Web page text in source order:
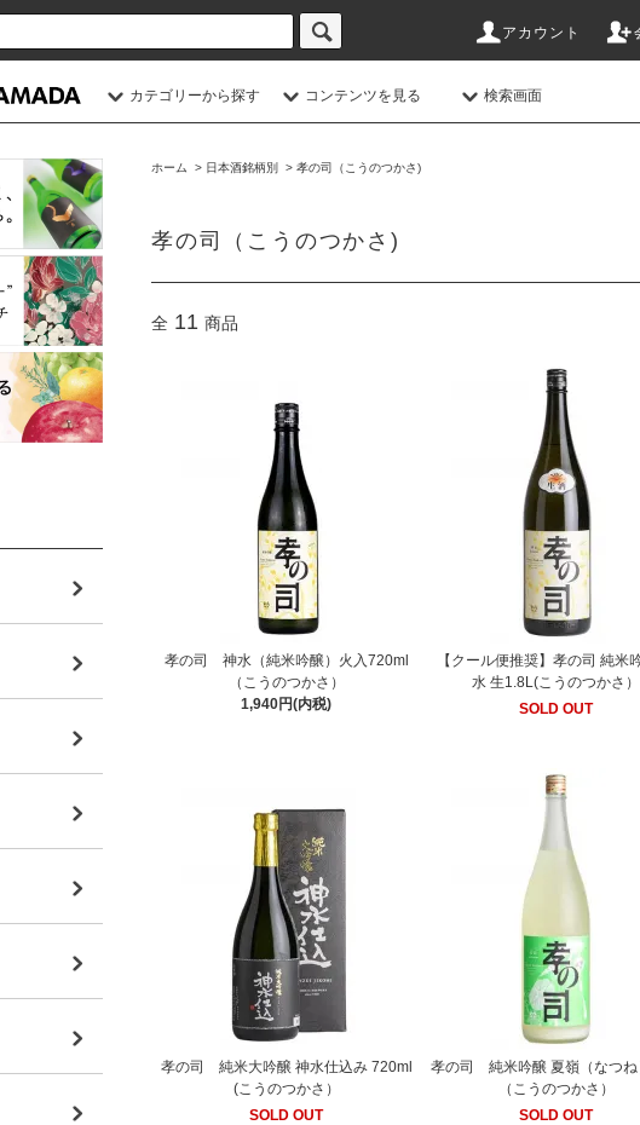
アカウント
カテゴリーから探す コンテンツを見る 検索画面
ホーム > 日本酒銘柄別 > 孝の司（こうのつかさ)
孝の司（こうのつかさ)
全 11 商品
孝の司 神水（純米吟醸）火入720ml
（こうのつかさ）
1,940円(内税)
【クール便推奨】孝の司 純米
水 生1.8L(こうのつかさ）
SOLD OUT
孝の司 純米大吟醸 神水仕込み 720ml
(こうのつかさ）
SOLD OUT
孝の司 純米吟醸 夏嶺（なつ
（こうのつかさ）
SOLD OUT